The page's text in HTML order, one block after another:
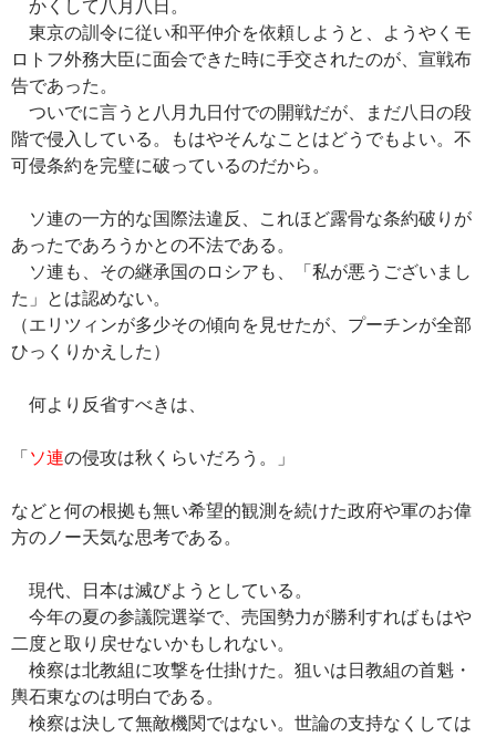
かくして八月八日。
東京の訓令に従い和平仲介を依頼しようと、ようやくモ
ロトフ外務大臣に面会できた時に手交されたのが、宣戦布
告であった。
ついでに言うと八月九日付での開戦だが、まだ八日の段
階で侵入している。もはやそんなことはどうでもよい。不
可侵条約を完璧に破っているのだから。
ソ連の一方的な国際法違反、これほど露骨な条約破りが
あったであろうかとの不法である。
ソ連も、その継承国のロシアも、「私が悪うございまし
た」とは認めない。
（エリツィンが多少その傾向を見せたが、プーチンが全部
ひっくりかえした）
何より反省すべきは、
「ソ連の侵攻は秋くらいだろう。」
などと何の根拠も無い希望的観測を続けた政府や軍のお偉
方のノー天気な思考である。
現代、日本は滅びようとしている。
今年の夏の参議院選挙で、売国勢力が勝利すればもはや
二度と取り戻せないかもしれない。
検察は北教組に攻撃を仕掛けた。狙いは日教組の首魁・
輿石東なのは明白である。
検察は決して無敵機関ではない。世論の支持なくしては